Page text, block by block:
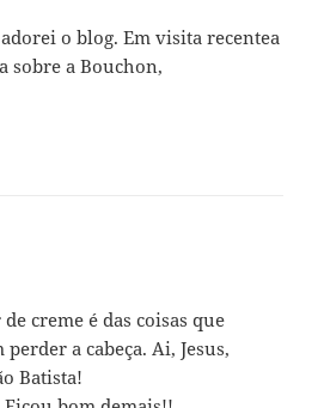
o blog. Em visita recentea
sobre a Bouchon,
creme é das coisas que
a cabeça. Ai, Jesus,
Batista!